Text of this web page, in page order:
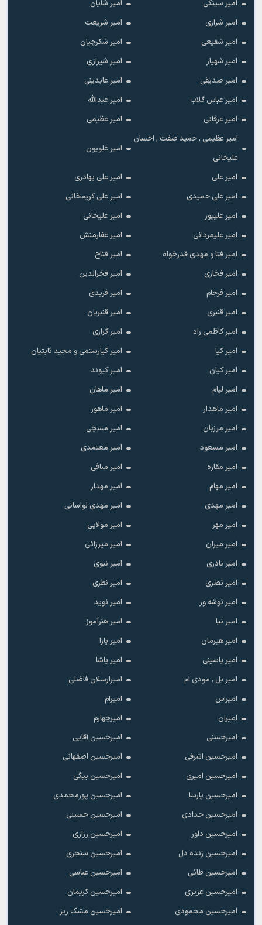
امیر سینکی
امیر شایان
امیر شراری
امیر شریعت
امیر شفیعی
امیر شکرچیان
امیر شهیار
امیر شیرازی
امیر صدیقی
امیر عابدینی
امیر عباس گلاب
امیر عبدالله
امیر عرفانی
امیر عظیمی
امیر عظیمی , حمید صفت , احسان
علیخانی
امیر علویون
امیر علی
امیر علی بهادری
امیر علی حمیدی
امیر علی کریمخانی
امیر علیپور
امیر علیخانی
امیر علیمردانی
امیر غفارمنش
امیر فتا و مهدی قدرخواه
امیر فتاح
امیر فخاری
امیر فخرالدین
امیر فرجام
امیر فریدی
امیر قنبری
امیر قنبریان
امیر کاظمی راد
امیر کراری
امیر کیا
امیر کیارستمی و مجید ثابتیان
امیر کیان
امیر کیوند
امیر لیام
امیر ماهان
امیر ماهدار
امیر ماهور
امیر مرزبان
امیر مسچی
امیر مسعود
امیر معتمدی
امیر مقاره
امیر منافی
امیر مهام
امیر مهدار
امیر مهدی
امیر مهدی لواسانی
امیر مهر
امیر مولایی
امیر میران
امیر میرزائی
امیر نادری
امیر نبوی
امیر نصری
امیر نظری
امیر نوشه ور
امیر نوید
امیر نیا
امیر هنرآموز
امیر هیرمان
امیر یارا
امیر یاسینی
امیر یاشا
امیر یل , مودی ام
امیرارسلان فاضلی
امیراس
امیرام
امیران
امیرچهارم
امیرحسنی
امیرحسین آقایی
امیرحسین اشرفی
امیرحسین اصفهانی
امیرحسین امیری
امیرحسین بیگی
امیرحسین پارسا
امیرحسین پورمحمدی
امیرحسین حدادی
امیرحسین حسینی
امیرحسین داور
امیرحسین رزازی
امیرحسین زنده دل
امیرحسین سنجری
امیرحسین طائی
امیرحسین عباسی
امیرحسین عزیزی
امیرحسین کریمان
امیرحسین محمودی
امیرحسین مشک ریز